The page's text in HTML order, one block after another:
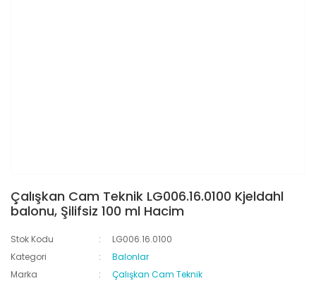
Çalışkan Cam Teknik LG006.16.0100 Kjeldahl
balonu, Şilifsiz 100 ml Hacim
Stok Kodu
LG006.16.0100
Kategori
Balonlar
Marka
Çalışkan Cam Teknik